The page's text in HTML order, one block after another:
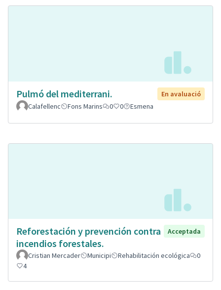
Pulmó del mediterrani.
En avaluació
Calafellenc
Fons Marins 0 0 Esmena
Reforestación y prevención contra
incendios forestales.
Acceptada
Cristian Mercader Municipi Rehabilitación ecológica
0
4